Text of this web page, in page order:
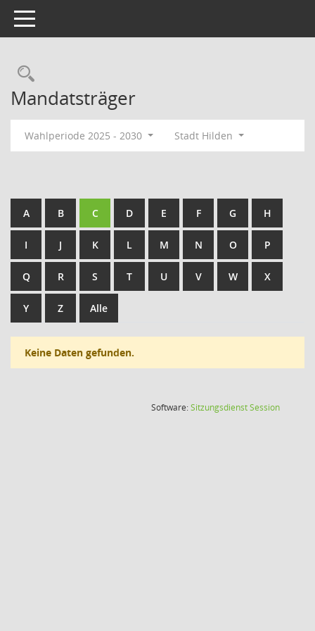
Toggle navigation
Rechercheauswahl
Mandatsträger
Wahlperiode 2025 - 2030 Stadt Hilden
A B C D E F G H
I J K L M N O P
Q R S T U V W X
Y Z Alle
Keine Daten gefunden.
Software:SitzungsdienstSession(Wird in